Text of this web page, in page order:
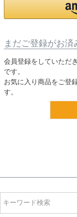
まだご登録がお済
会員登録をしていただ
です。
お気に入り商品をご登
す。